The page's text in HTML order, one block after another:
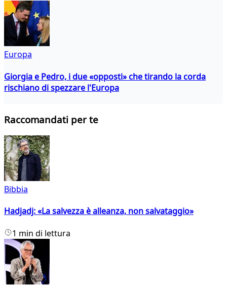
Europa
Giorgia e Pedro, i due «opposti» che tirando la corda
rischiano di spezzare l'Europa
Raccomandati per te
Bibbia
Hadjadj: «La salvezza è alleanza, non salvataggio»
1 min di lettura